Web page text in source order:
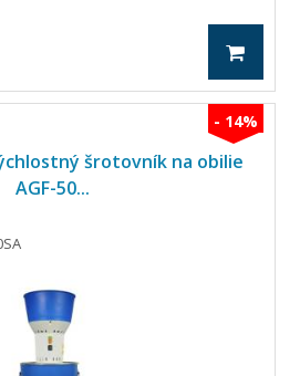
šrotovník na obilie
AGF-50...
- 14%